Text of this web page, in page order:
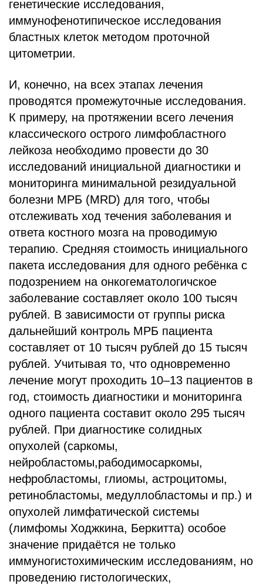
генетические исследования,
иммунофенотипическое исследования
бластных клеток методом проточной
цитометрии.
И, конечно, на всех этапах лечения
проводятся промежуточные исследования.
К примеру, на протяжении всего лечения
классического острого лимфобластного
лейкоза необходимо провести до 30
исследований инициальной диагностики и
мониторинга минимальной резидуальной
болезни МРБ (MRD) для того, чтобы
отслеживать ход течения заболевания и
ответа костного мозга на проводимую
терапию. Средняя стоимость инициального
пакета исследования для одного ребёнка с
подозрением на онкогематологичское
заболевание составляет около 100 тысяч
рублей. В зависимости от группы риска
дальнейший контроль МРБ пациента
составляет от 10 тысяч рублей до 15 тысяч
рублей. Учитывая то, что одновременно
лечение могут проходить 10–13 пациентов в
год, стоимость диагностики и мониторинга
одного пациента составит около 295 тысяч
рублей. При диагностике солидных
опухолей (саркомы,
нейробластомы,рабодимосаркомы,
нефробластомы, глиомы, астроцитомы,
ретинобластомы, медуллобластомы и пр.) и
опухолей лимфатической системы
(лимфомы Ходжкина, Беркитта) особое
значение придаётся не только
иммуногистохимическим исследованиям, но
проведению гистологических,